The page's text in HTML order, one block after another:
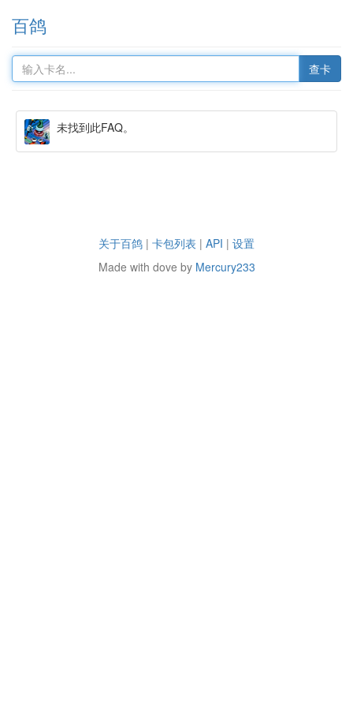
百鸽
查卡
未找到此FAQ。
关于百鸽 | 卡包列表 | API | 设置
Made with dove by Mercury233